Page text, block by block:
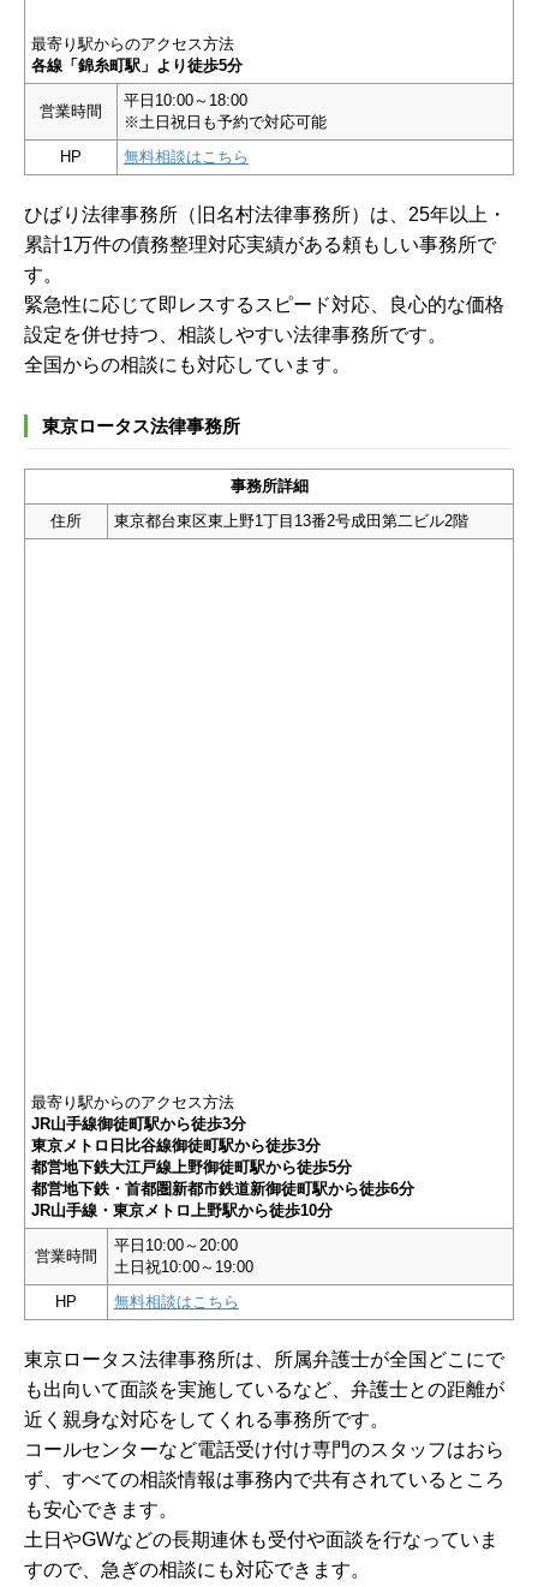
最寄り駅からのアクセス方法
各線「錦糸町駅」より徒歩5分
営業時間
平日10:00～18:00
※土日祝日も予約で対応可能
HP
無料相談はこちら
ひばり法律事務所（旧名村法律事務所）は、25年以上・
累計1万件の債務整理対応実績がある頼もしい事務所で
す。
緊急性に応じて即レスするスピード対応、良心的な価格
設定を併せ持つ、相談しやすい法律事務所です。
全国からの相談にも対応しています。
東京ロータス法律事務所
事務所詳細
住所
東京都台東区東上野1丁目13番2号成田第二ビル2階
最寄り駅からのアクセス方法
JR山手線御徒町駅から徒歩3分
東京メトロ日比谷線御徒町駅から徒歩3分
都営地下鉄大江戸線上野御徒町駅から徒歩5分
都営地下鉄・首都圏新都市鉄道新御徒町駅から徒歩6分
JR山手線・東京メトロ上野駅から徒歩10分
営業時間
平日10:00～20:00
土日祝10:00～19:00
HP
無料相談はこちら
東京ロータス法律事務所は、所属弁護士が全国どこにで
も出向いて面談を実施しているなど、弁護士との距離が
近く親身な対応をしてくれる事務所です。
コールセンターなど電話受け付け専門のスタッフはおら
ず、すべての相談情報は事務内で共有されているところ
も安心できます。
土日やGWなどの長期連休も受付や面談を行なっていま
すので、急ぎの相談にも対応できます。